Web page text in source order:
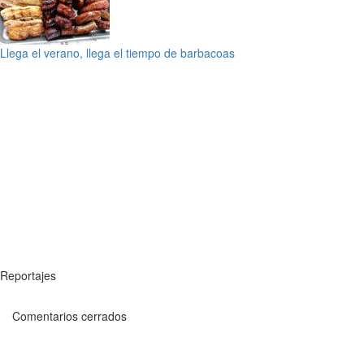
Llega el verano, llega el tiempo de barbacoas
Reportajes
Comentarios cerrados